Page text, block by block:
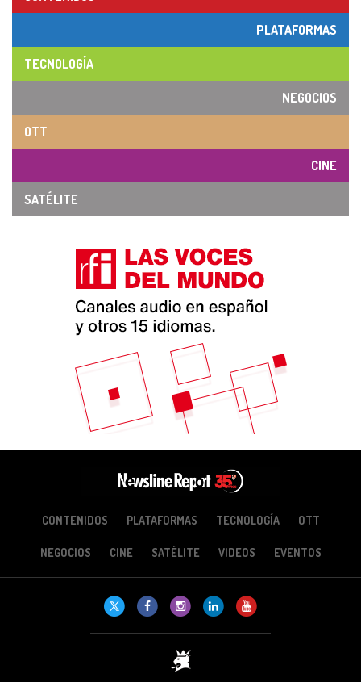
PLATAFORMAS
TECNOLOGÍA
NEGOCIOS
OTT
CINE
SATÉLITE
CONTENIDOS PLATAFORMAS TECNOLOGÍA OTT
NEGOCIOS CINE SATÉLITE VIDEOS EVENTOS